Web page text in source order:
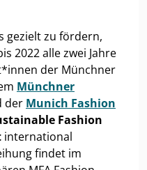
gezielt zu fördern,
2022 alle zwei Jahre
der Münchner
Münchner
der Munich Fashion
Fashion
international
findet im